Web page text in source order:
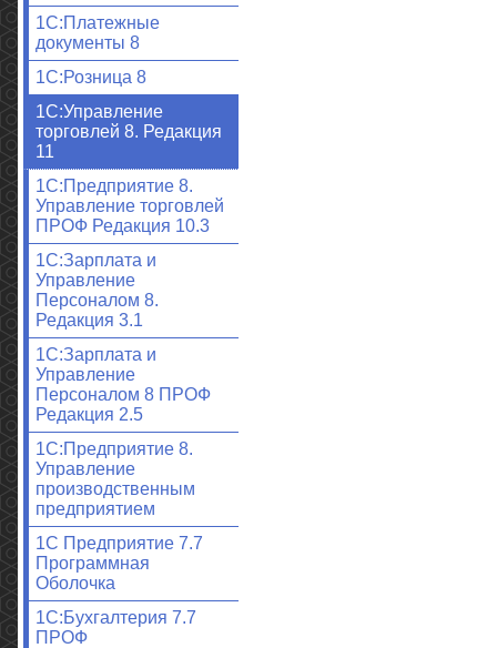
1С:Платежные
документы 8
1С:Розница 8
1С:Управление
торговлей 8. Редакция
11
1С:Предприятие 8.
Управление торговлей
ПРОФ Редакция 10.3
1С:Зарплата и
Управление
Персоналом 8.
Редакция 3.1
1С:Зарплата и
Управление
Персоналом 8 ПРОФ
Редакция 2.5
1С:Предприятие 8.
Управление
производственным
предприятием
1С Предприятие 7.7
Программная
Оболочка
1С:Бухгалтерия 7.7
ПРОФ